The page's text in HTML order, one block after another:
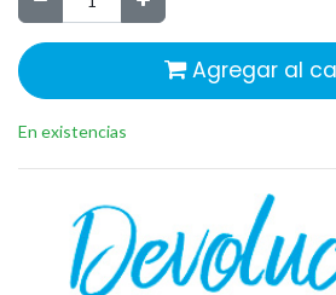
Agregar al
En existencias